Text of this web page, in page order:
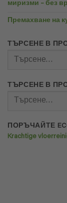
миризми – без
Премахване на
ТЪРСЕНЕ В
ТЪРСЕНЕ В
ПОРЪЧАЙТЕ
Krachtige